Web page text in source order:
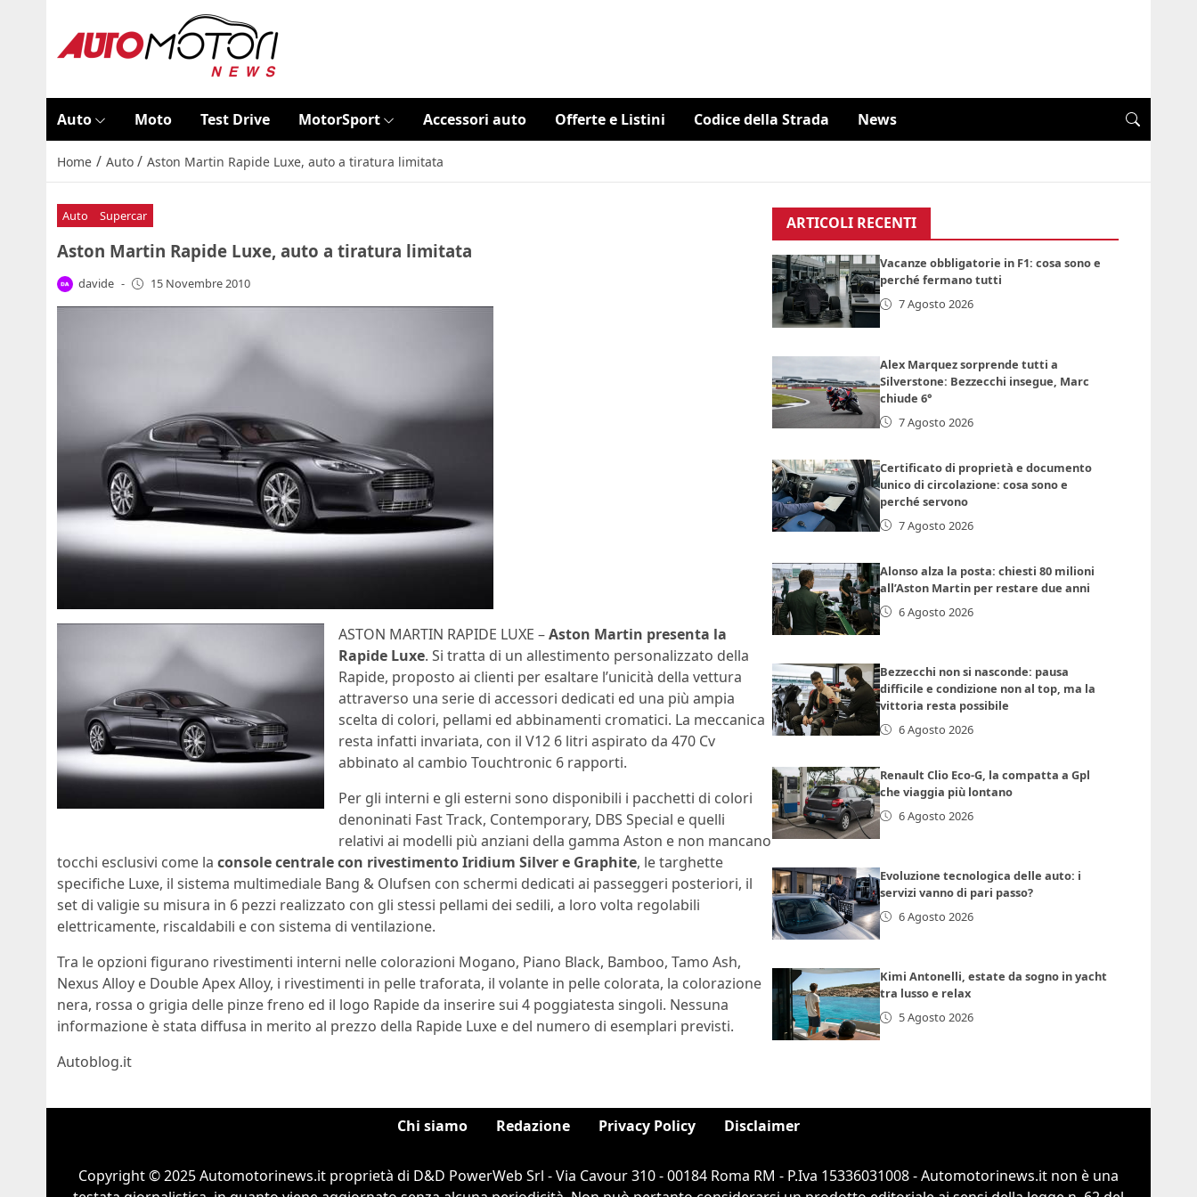
Auto Moto Test Drive MotorSport Accessori auto Offerte e Listini Codice della Strada News
Home / Auto / Aston Martin Rapide Luxe, auto a tiratura limitata
Auto Supercar
Aston Martin Rapide Luxe, auto a tiratura limitata
davide - 15 Novembre 2010
ASTON MARTIN RAPIDE LUXE –Aston Martin presenta la
Rapide Luxe. Si tratta di un allestimento personalizzato della
Rapide, proposto ai clienti per esaltare l’unicità della vettura
attraverso una serie di accessori dedicati ed una più ampia
scelta di colori, pellami ed abbinamenti cromatici. La meccanica
resta infatti invariata, con il V12 6 litri aspirato da 470 Cv
abbinato al cambio Touchtronic 6 rapporti.
Per gli interni e gli esterni sono disponibili i pacchetti di colori
denoninati Fast Track, Contemporary, DBS Special e quelli
relativi ai modelli più anziani della gamma Aston e non mancano
tocchi esclusivi come la console centrale con rivestimento Iridium Silver e Graphite, le targhette
specifiche Luxe, il sistema multimediale Bang & Olufsen con schermi dedicati ai passeggeri posteriori, il
set di valigie su misura in 6 pezzi realizzato con gli stessi pellami dei sedili, a loro volta regolabili
elettricamente, riscaldabili e con sistema di ventilazione.
Tra le opzioni figurano rivestimenti interni nelle colorazioni Mogano, Piano Black, Bamboo, Tamo Ash,
Nexus Alloy e Double Apex Alloy, i rivestimenti in pelle traforata, il volante in pelle colorata, la colorazione
nera, rossa o grigia delle pinze freno ed il logo Rapide da inserire sui 4 poggiatesta singoli. Nessuna
informazione è stata diffusa in merito al prezzo della Rapide Luxe e del numero di esemplari previsti.
Autoblog.it
ARTICOLI RECENTI
Vacanze obbligatorie in F1: cosa sono e
perché fermano tutti
7 Agosto 2026
Alex Marquez sorprende tutti a
Silverstone: Bezzecchi insegue, Marc
chiude 6°
7 Agosto 2026
Certificato di proprietà e documento
unico di circolazione: cosa sono e
perché servono
7 Agosto 2026
Alonso alza la posta: chiesti 80 milioni
all’Aston Martin per restare due anni
6 Agosto 2026
Bezzecchi non si nasconde: pausa
difficile e condizione non al top, ma la
vittoria resta possibile
6 Agosto 2026
Renault Clio Eco-G, la compatta a Gpl
che viaggia più lontano
6 Agosto 2026
Evoluzione tecnologica delle auto: i
servizi vanno di pari passo?
6 Agosto 2026
Kimi Antonelli, estate da sogno in yacht
tra lusso e relax
5 Agosto 2026
Chi siamo Redazione Privacy Policy Disclaimer
Copyright © 2025 Automotorinews.it proprietà di D&D PowerWeb Srl - Via Cavour 310 - 00184 Roma RM - P.Iva 15336031008 - Automotorinews.it non è una